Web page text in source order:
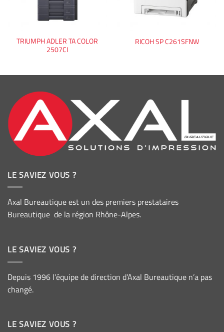
TRIUMPH ADLER TA COLOR
2507CI
RICOH SP C261SFNW
LE SAVIEZ VOUS ?
Axal Bureautique est un des premiers prestataires
Bureautique de la région Rhône-Alpes.
LE SAVIEZ VOUS ?
Depuis 1996 l’équipe de direction d’Axal Bureautique n’a pas
changé.
LE SAVIEZ VOUS ?